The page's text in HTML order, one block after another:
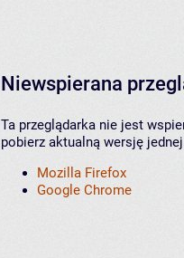
Niewspierana
Ta przeglądarka nie jest
pobierz aktualną wersję
Mozilla Firefox
Google Chrome